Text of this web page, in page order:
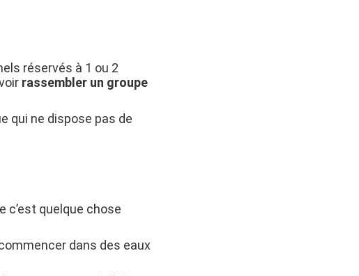
réservés à 1 ou 2
rassembler un groupe
qui ne dispose pas de
c’est quelque chose
dans des eaux